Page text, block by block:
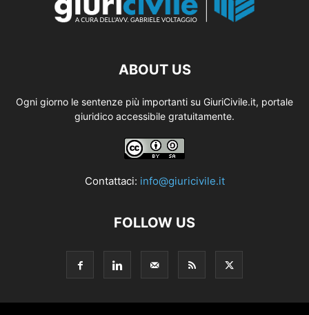
ABOUT US
Ogni giorno le sentenze più importanti su GiuriCivile.it, portale
giuridico accessibile gratuitamente.
Contattaci: info@giuricivile.it
FOLLOW US